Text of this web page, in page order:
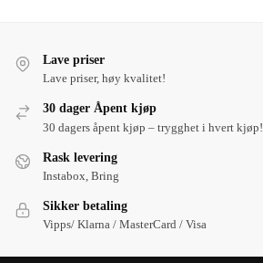
Lave priser
Lave priser, høy kvalitet!
30 dager Åpent kjøp
30 dagers åpent kjøp – trygghet i hvert kjøp!
Rask levering
Instabox, Bring
Sikker betaling
Vipps/ Klarna / MasterCard / Visa